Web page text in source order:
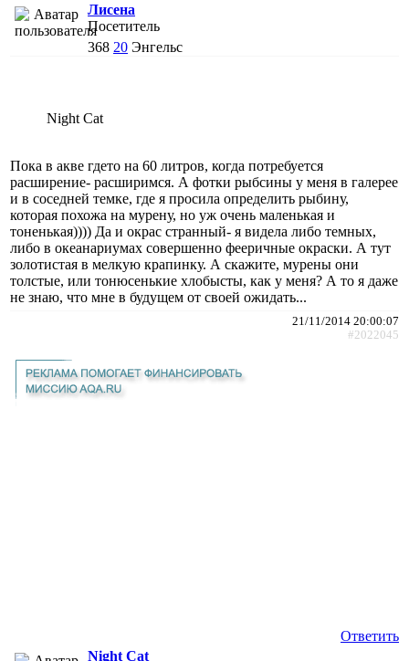
Лисена
Посетитель
368 20 Энгельс
Night Cat
Пока в акве гдето на 60 литров, когда потребуется
расширение- расширимся. А фотки рыбсины у меня в галерее
и в соседней темке, где я просила определить рыбину,
которая похожа на мурену, но уж очень маленькая и
тоненькая)))) Да и окрас странный- я видела либо темных,
либо в океанариумах совершенно фееричные окраски. А тут
золотистая в мелкую крапинку. А скажите, мурены они
толстые, или тонюсенькие хлобысты, как у меня? А то я даже
не знаю, что мне в будущем от своей ожидать...
21/11/2014 20:00:07
#2022045
Ответить
Night Cat